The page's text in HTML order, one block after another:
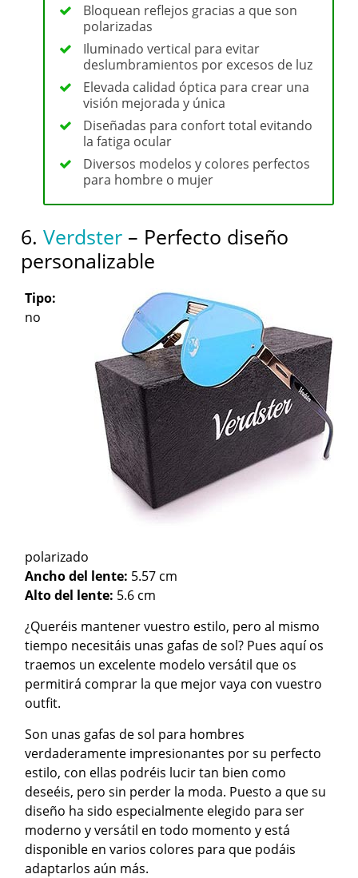
Bloquean reflejos gracias a que son
polarizadas
Iluminado vertical para evitar
deslumbramientos por excesos de luz
Elevada calidad óptica para crear una
visión mejorada y única
Diseñadas para confort total evitando
la fatiga ocular
Diversos modelos y colores perfectos
para hombre o mujer
6.Verdster – Perfecto diseño
personalizable
Tipo:
no
polarizado
Ancho del lente: 5.57 cm
Alto del lente: 5.6 cm
¿Queréis mantener vuestro estilo, pero al mismo
tiempo necesitáis unas gafas de sol? Pues aquí os
traemos un excelente modelo versátil que os
permitirá comprar la que mejor vaya con vuestro
outfit.
Son unas gafas de sol para hombres
verdaderamente impresionantes por su perfecto
estilo, con ellas podréis lucir tan bien como
deseéis, pero sin perder la moda. Puesto a que su
diseño ha sido especialmente elegido para ser
moderno y versátil en todo momento y está
disponible en varios colores para que podáis
adaptarlos aún más.